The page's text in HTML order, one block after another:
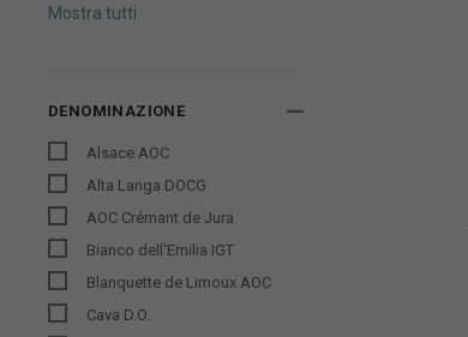
Mostra tutti
DENOMINAZIONE
Alsace AOC
Alta Langa DOCG
AOC Crémant de Jura
Bianco dell'Emilia IGT
Blanquette de Limoux AOC
Cava D.O.